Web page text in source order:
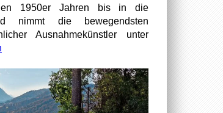
1950er Jahren bis in die
nimmt die bewegendsten
Ausnahmekünstler unter